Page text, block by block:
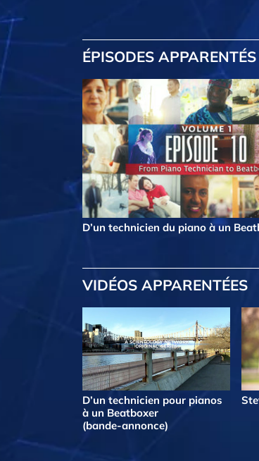
ÉPISODES APPARENTÉS
D’un technicien du piano à un
VIDÉOS APPARENTÉES
D’un technicien pour pianos
à un Beatboxer
(bande-annonce)